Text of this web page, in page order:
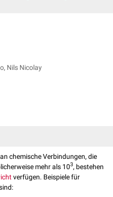
Nils Nicolay
chemische Verbindungen, die
mehr als 103, bestehen
verfügen. Beispiele für